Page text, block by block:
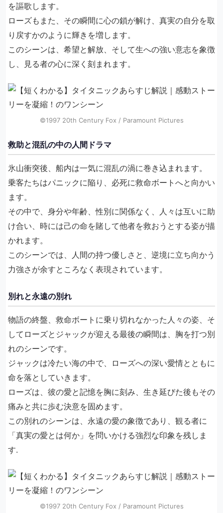
を謳歌します。
ローズもまた、その瞬間に心の鎖が解け、真実の自分を取
り戻すかのように輝きを増します。
このシーンは、希望と解放、そして生への強い意志を象徴
し、見る者の心に深く刻まれます。
©1997 20th Century Fox / Paramount Pictures
救助と混乱の中の人間ドラマ
氷山衝突後、船内は一気に混乱の渦に巻き込まれます。
乗客たちはパニックに陥り、必死に救命ボートへと向かい
ます。
その中で、身分や年齢、性別に関係なく、人々は互いに助
け合い、時には己の命を賭して他者を救おうとする姿が描
かれます。
このシーンでは、人間の持つ優しさと、逆境に立ち向かう
力強さが余すところなく表現されています。
別れと永遠の別れ
物語の終盤、救命ボートに乗り切れなかった人々の姿、そ
してローズとジャックが迎える最後の瞬間は、胸を打つ別
れのシーンです。
ジャックは冷たい海の中で、ローズへの深い愛情とともに
命を落としていきます。
ローズは、彼の愛と記憶を胸に刻み、生き延びた後もその
痛みと共に歩む決意を固めます。
この別れのシーンは、永遠の愛の象徴であり、観る者に
「真実の愛とは何か」を問いかける強烈な印象を残しま
す.
©1997 20th Century Fox / Paramount Pictures